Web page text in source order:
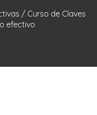
/ Curso de Claves
efectivo